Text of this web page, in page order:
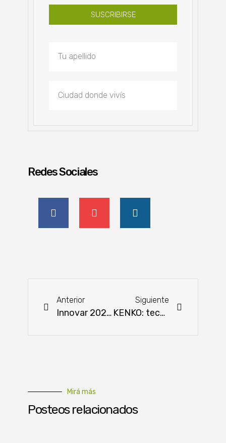
SUSCRIBIRSE
Redes Sociales
Anterior
Innovar 2024: Integración tecnológica en vivo
Siguiente
KENKO: tecnología japonesa que llega para aportar innovación al manejo de enfermedades
Mirá más
Posteos relacionados